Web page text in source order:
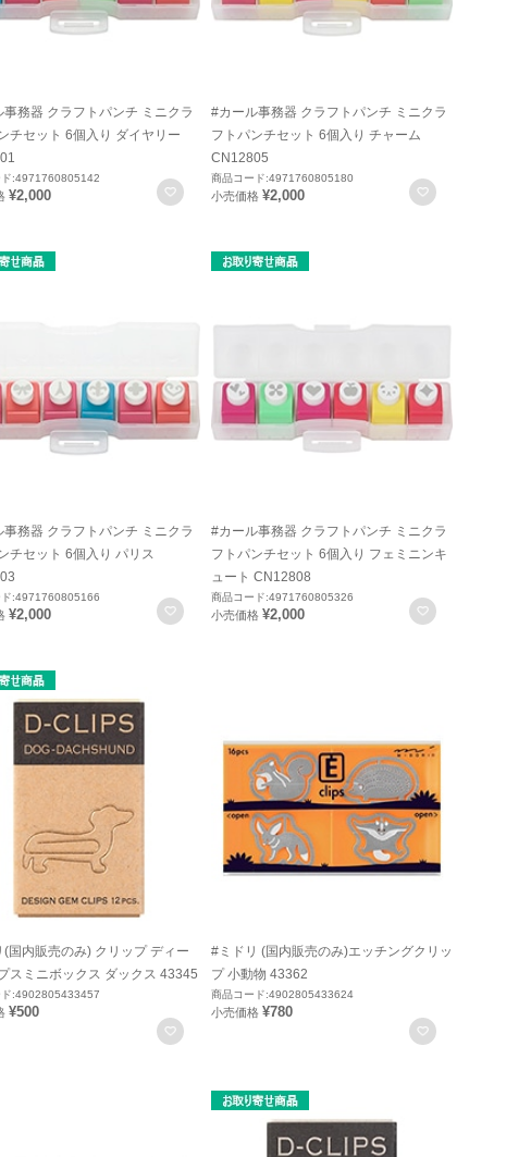
に登録
事務器 クラフトパンチ ミニクラ
チセット 6個入り ダイヤリー
ド:4971760805142
¥2,000 お気に入りに登録
#カール事務器 クラフトパンチ ミニクラ
フトパンチセット 6個入り チャーム
CN12805
商品コード:4971760805180
小売価格 ¥2,000
に登録
事務器 クラフトパンチ ミニクラ
チセット 6個入り パリス
ド:4971760805166
¥2,000 お気に入りに登録
#カール事務器 クラフトパンチ ミニクラ
フトパンチセット 6個入り フェミニンキ
ュート CN12808
商品コード:4971760805326
小売価格 ¥2,000
(国内販売のみ) クリップ ディー
スミニボックス ダックス 43345
ド:4902805433457
¥500
お気に入りに登録
#ミドリ (国内販売のみ)エッチングクリッ
プ 小動物 43362
商品コード:4902805433624
小売価格 ¥780